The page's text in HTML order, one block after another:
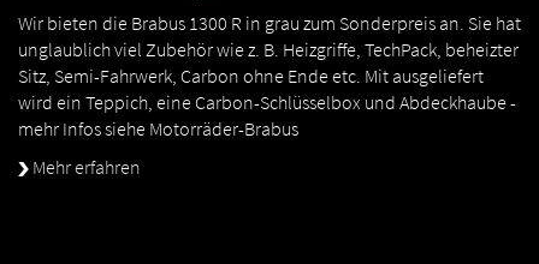
Wir bieten die Brabus 1300 R in grau zum Sonderpreis an. Sie hat
unglaublich viel Zubehör wie z. B. Heizgriffe, TechPack, beheizter
Sitz, Semi-Fahrwerk, Carbon ohne Ende etc. Mit ausgeliefert
wird ein Teppich, eine Carbon-Schlüsselbox und Abdeckhaube -
mehr Infos siehe Motorräder-Brabus
Mehr erfahren